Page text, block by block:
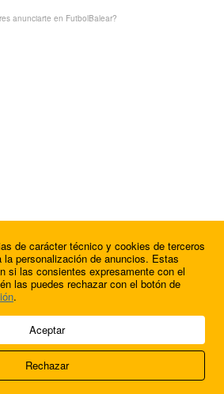
anunciarte en FutbolBalear?
anunciarte en FutbolBalear?
IP, SL.
de nosotros
de carácter técnico y cookies de terceros
la personalización de anuncios. Estas
si las consientes expresamente con el
las puedes rechazar con el botón de
.
Aceptar
Rechazar